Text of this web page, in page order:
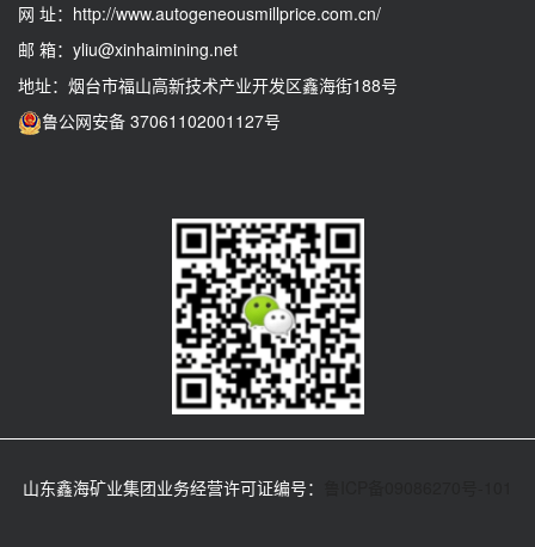
网 址： http://www.autogeneousmillprice.com.cn/
邮 箱： yliu@xinhaimining.net
地址：烟台市福山高新技术产业开发区鑫海街188号
鲁公网安备 37061102001127号
山东鑫海矿业集团业务经营许可证编号：